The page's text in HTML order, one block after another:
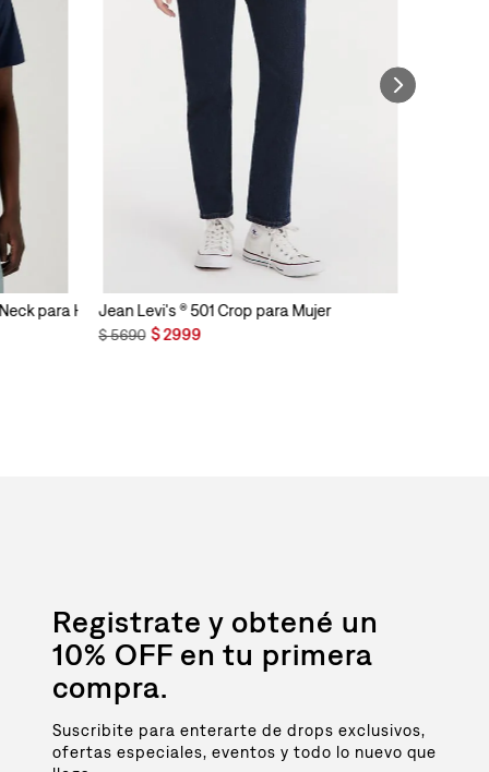
para HombreJean Levi's ® 501 Crop para Mujer
$5690 $2999
Registrate y obtené un
10% OFF en tu primera
compra.
Suscribite para enterarte de drops exclusivos,
ofertas especiales, eventos y todo lo nuevo que